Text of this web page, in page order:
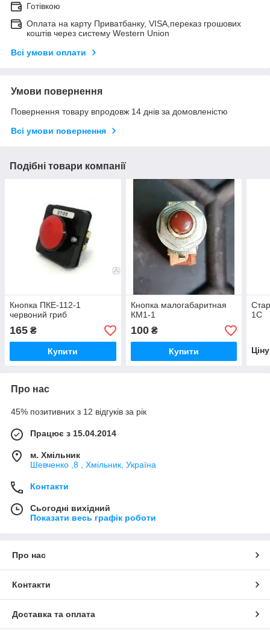
Готівкою
Оплата на карту Приватбанку, VISA,переказ грошових
коштів через систему Western Union
Всі умови оплати
Умови повернення
Повернення товару впродовж 14 днів за домовленістю
Всі умови повернення
Подібні товари компанії
Кнопка ПКЕ-112-1
червоний гриб
165 ₴
Купити
Кнопка малогабаритная
КМ1-1
100₴
Купити
1С
Про нас
45% позитивних з 12 відгуків за рік
Працює з 15.04.2014
м. Хмільник
Шевченко ,8 , Хмільник, Україна
Контакти
Сьогодні вихідний
Показати весь графік роботи
Про нас
Контакти
Доставка та оплата